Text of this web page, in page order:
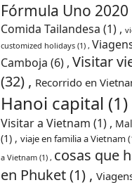
Fórmula Uno 2020
Comida Tailandesa (1) ,
customized holidays (1) ,
Camboja (6) , Visitar
(32) , Recorrido en
Hanoi capital (1)
Visitar a Vietnam (1) ,
(1) , viaje en familia a Vietnam
a Vietnam (1) , cosas que
en Phuket (1) ,